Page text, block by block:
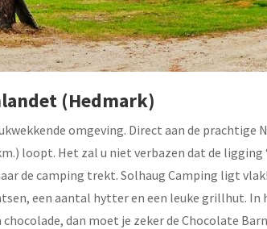
(Hedmark)
omgeving. Direct aan de prachtige
loopt. Het zal u niet verbazen dat de ligging
de camping trekt. Solhaug Camping ligt
een aantal hytter en een leuke grillhut. In
dan moet je zeker de Chocolate